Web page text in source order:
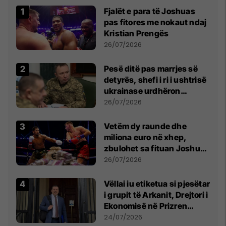
Fjalët e para të Joshuas
pas fitores me nokaut ndaj
Kristian Prengës
26/07/2026
Pesë ditë pas marrjes së
detyrës, shefi i ri i ushtrisë
ukrainase urdhëron
kontroll të madh
26/07/2026
Vetëm dy raunde dhe
miliona euro në xhep,
zbulohet sa fituan Joshua
e Prenga
26/07/2026
Vëllai iu etiketua si pjesëtar
i grupit të Arkanit, Drejtori i
Ekonomisë në Prizren
mohon pretendimet
24/07/2026